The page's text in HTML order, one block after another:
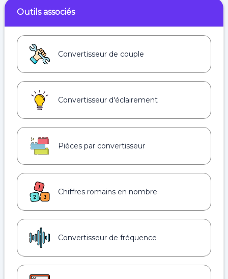
Outils associés
Convertisseur de couple
Convertisseur d'éclairement
Pièces par convertisseur
Chiffres romains en nombre
Convertisseur de fréquence